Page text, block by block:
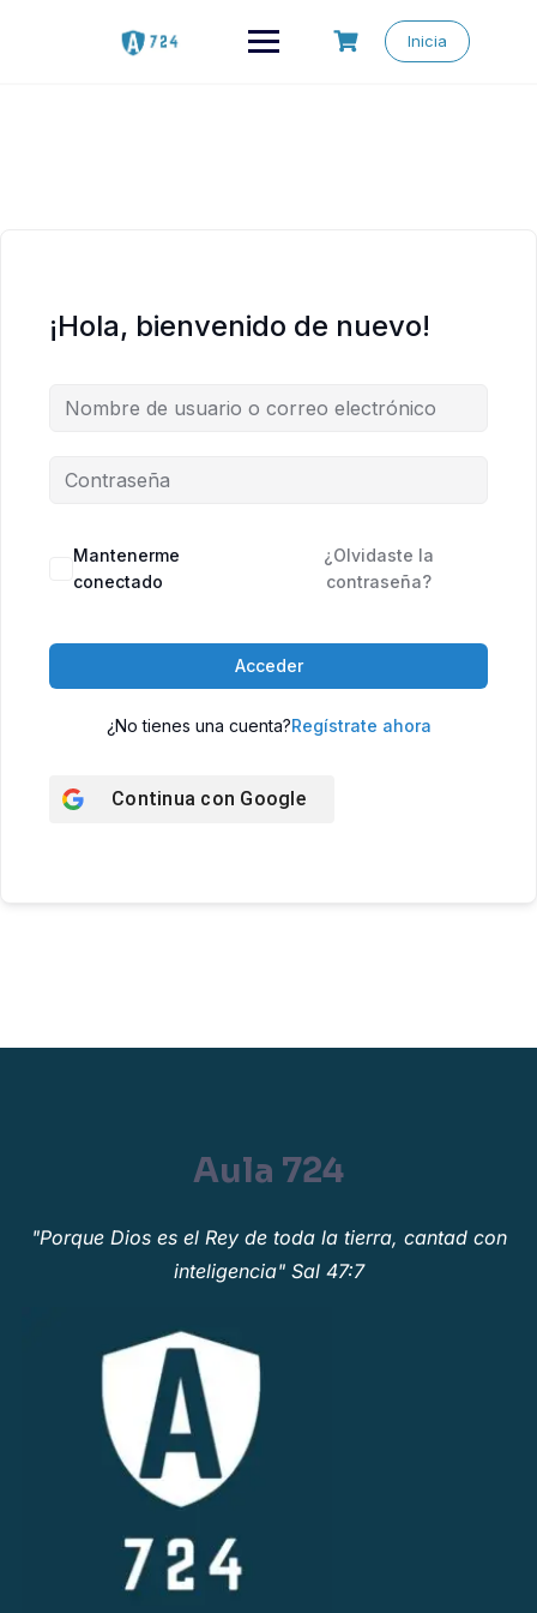
Inicia
¡Hola, bienvenido de nuevo!
Mantenerme
conectado
¿Olvidaste la
contraseña?
Acceder
¿No tienes una cuenta?Regístrate ahora
Continua con Google
Aula 724
"Porque Dios es el Rey de toda la tierra, cantad con
inteligencia" Sal 47:7